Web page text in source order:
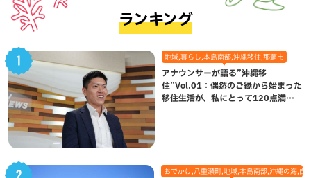
ランキング
地域,暮らし,本島南部,沖縄移住,那覇市
アナウンサーが語る”沖縄移
住”Vol.01：偶然のご縁から始まった
移住生活が、私にとって120点満点
おでかけ,八重瀬町,地域,本島南部,沖縄の海,自